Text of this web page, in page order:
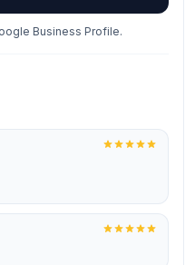
Business Profile.